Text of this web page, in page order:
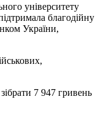
університету
благодійну
України,
7 947 гривень